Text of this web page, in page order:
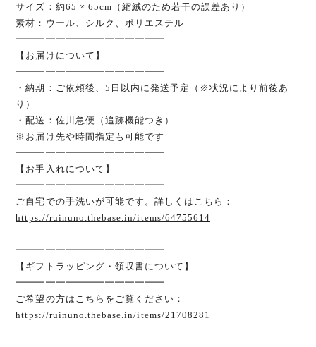
サイズ：約65 × 65cm（縮絨のため若干の誤差あり）
素材：ウール、シルク、ポリエステル
━━━━━━━━━━━━━━━
【お届けについて】
━━━━━━━━━━━━━━━
・納期：ご依頼後、5日以内に発送予定（※状況により前後あ
り）
・配送：佐川急便（追跡機能つき）
※お届け先や時間指定も可能です
━━━━━━━━━━━━━━━
【お手入れについて】
━━━━━━━━━━━━━━━
ご自宅での手洗いが可能です。詳しくはこちら：
https://ruinuno.thebase.in/items/64755614
━━━━━━━━━━━━━━━
【ギフトラッピング・領収書について】
━━━━━━━━━━━━━━━
ご希望の方はこちらをご覧ください：
https://ruinuno.thebase.in/items/21708281